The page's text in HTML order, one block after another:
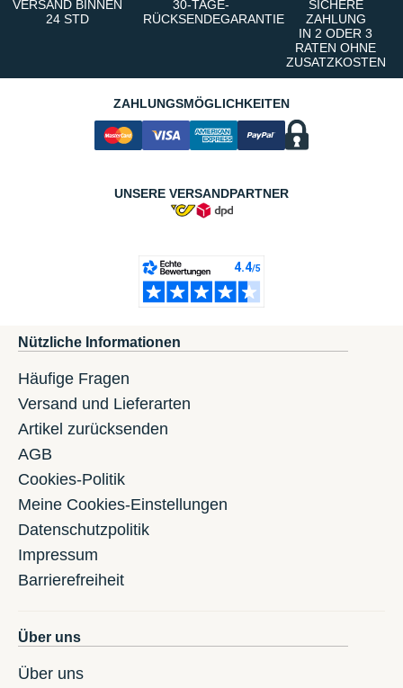
VERSAND BINNEN
24 STD
30-TAGE-
RÜCKSENDEGARANTIE
SICHERE
ZAHLUNG
IN 2 ODER 3
RATEN OHNE
ZUSATZKOSTEN
ZAHLUNGSMÖGLICHKEITEN
UNSERE VERSANDPARTNER
Nützliche Informationen
Häufige Fragen
Versand und Lieferarten
Artikel zurücksenden
AGB
Cookies-Politik
Meine Cookies-Einstellungen
Datenschutzpolitik
Impressum
Barrierefreiheit
Über uns
Über uns